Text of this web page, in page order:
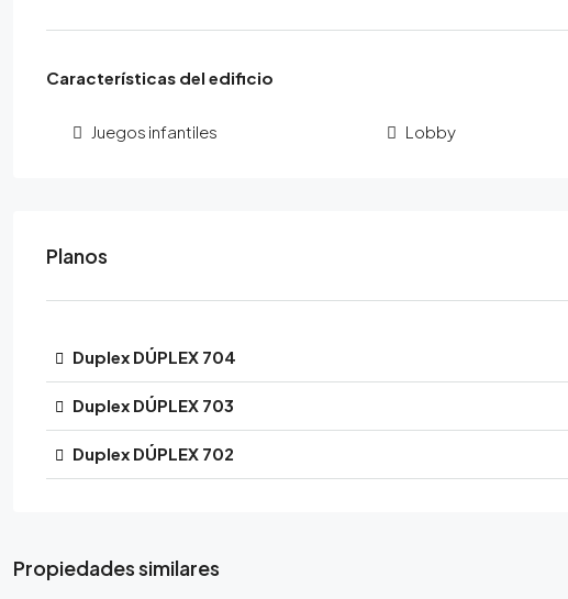
Características del edificio
Juegos infantiles Lobby
Planos
Duplex DÚPLEX 704
Duplex DÚPLEX 703
Duplex DÚPLEX 702
Propiedades similares